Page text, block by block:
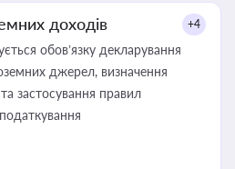
доходів +4
обов’язку декларування
джерел, визначення
застосування правил